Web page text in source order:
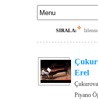
SIRALA:
Erel
Piyano